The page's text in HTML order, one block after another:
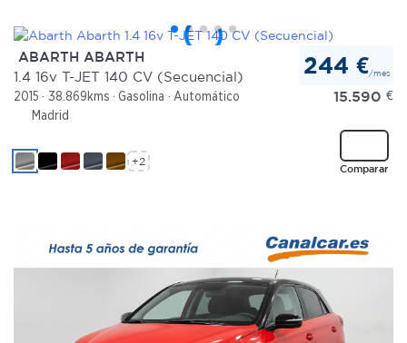
ABARTH ABARTH
1.4 16v T-JET 140 CV (Secuencial)
2015 38.869kms Gasolina
Automático
Madrid
244 €/mes
15.590 €
Comparar
+2